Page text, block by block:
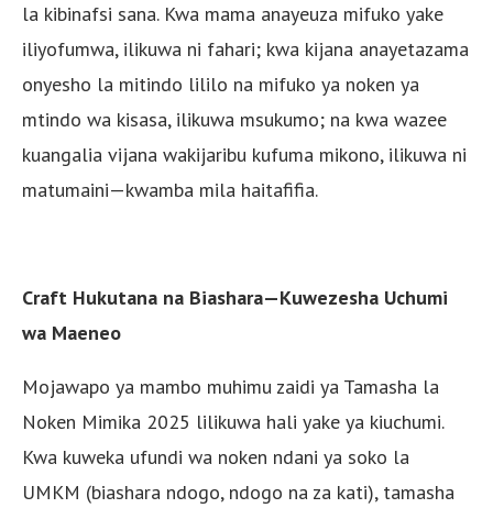
la kibinafsi sana. Kwa mama anayeuza mifuko yake
iliyofumwa, ilikuwa ni fahari; kwa kijana anayetazama
onyesho la mitindo lililo na mifuko ya noken ya
mtindo wa kisasa, ilikuwa msukumo; na kwa wazee
kuangalia vijana wakijaribu kufuma mikono, ilikuwa ni
matumaini—kwamba mila haitafifia.
Craft Hukutana na Biashara—Kuwezesha Uchumi
wa Maeneo
Mojawapo ya mambo muhimu zaidi ya Tamasha la
Noken Mimika 2025 lilikuwa hali yake ya kiuchumi.
Kwa kuweka ufundi wa noken ndani ya soko la
UMKM (biashara ndogo, ndogo na za kati), tamasha